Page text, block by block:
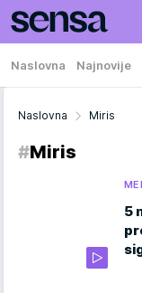
Naslovna Najnovije
Naslovna Miris
#Miris
5